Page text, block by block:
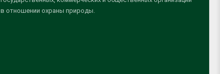
в отношении охраны природы.